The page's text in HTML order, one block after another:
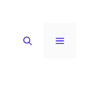
MENU